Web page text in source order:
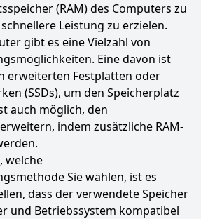
(RAM) des Computers zu
Leistung zu erzielen.
gibt es eine Vielzahl von
Eine davon ist
erweiterten Festplatten oder
(SSDs), um den Speicherplatz
auch möglich, den
indem zusätzliche RAM-
welche
Sie wählen, ist es
dass der verwendete Speicher
und Betriebssystem kompatibel